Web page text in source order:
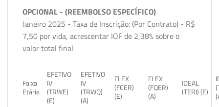
OPCIONAL - (REEMBOLSO ESPECÍFICO)
Janeiro 2025 - Taxa de Inscrição: (Por Contrato) - R$
7,50 por vida, acrescentar IOF de 2,38% sobre o
valor total final
Faixa
Etária
EFETIVO
IV
(TRWE)
(E)
EFETIVO
IV
(TRWQ)
(A)
FLEX
(FCER)
(E)
FLEX
(FQER)
(A)
IDEAL
(TERI) (E)